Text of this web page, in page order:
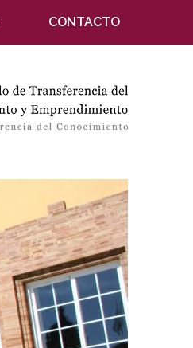
CONTACTO